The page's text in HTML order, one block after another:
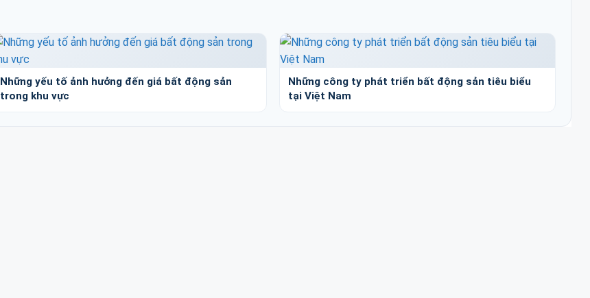
Những yếu tố ảnh hưởng đến giá bất động sản
trong khu vực
Những công ty phát triển bất động sản tiêu biểu
tại Việt Nam